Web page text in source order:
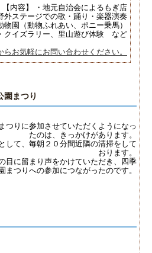
【内容】 ・地元自治会によるもぎ店
外ステージでの歌・踊り・楽器演奏
物園（動物ふれあい、ポニー乗馬）
・クイズラリー、里山遊び体験 など
お気軽にお問い合わせください。
園まつり
つりに参加させていただくようになっ
たのは、きっかけがあります。
して、毎朝２０分間近隣の清掃をして
おります。
目に留まり声をかけていただき、四季
まつりへの参加につながったのです。